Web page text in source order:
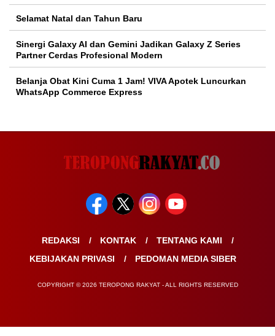
Selamat Natal dan Tahun Baru
Sinergi Galaxy AI dan Gemini Jadikan Galaxy Z Series
Partner Cerdas Profesional Modern
Belanja Obat Kini Cuma 1 Jam! VIVA Apotek Luncurkan
WhatsApp Commerce Express
REDAKSI KONTAK
TENTANG KAMI
KEBIJAKAN PRIVASI
PEDOMAN MEDIA SIBER
COPYRIGHT © 2026 TEROPONG RAKYAT - ALL RIGHTS RESERVED